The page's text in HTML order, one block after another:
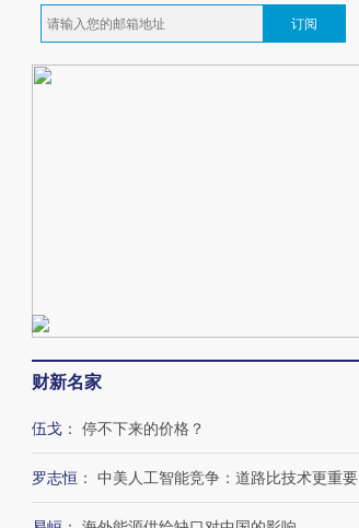
订阅
财新名家
伍戈 ： 停不下来的价格？
罗志恒 ： 中美人工智能竞争：道路比技术更重要